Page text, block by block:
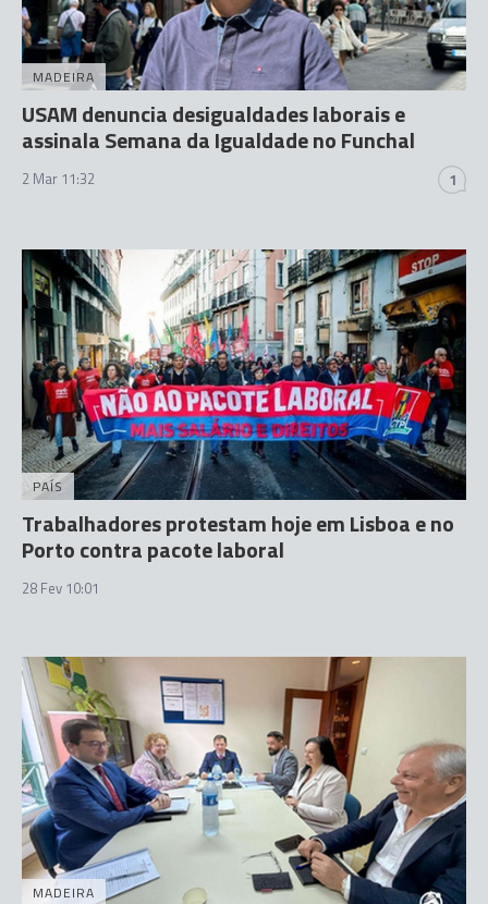
MADEIRA
USAM denuncia desigualdades laborais e
assinala Semana da Igualdade no Funchal
2 Mar 11:32 1
PAÍS
Trabalhadores protestam hoje em Lisboa e no
Porto contra pacote laboral
28 Fev 10:01
MADEIRA